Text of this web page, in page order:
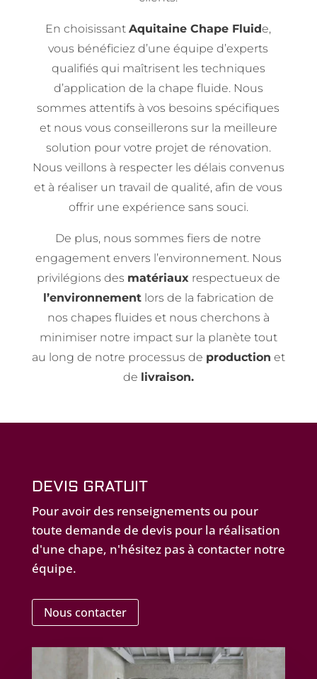
En choisissantAquitaine Chape Fluide,
vous bénéficiez d’une équipe d’experts
qualifiés qui maîtrisent les techniques
d’application de la chape fluide. Nous
sommes attentifs à vos besoins spécifiques
et nous vous conseillerons sur la meilleure
solution pour votre projet de rénovation.
Nous veillons à respecter les délais convenus
et à réaliser un travail de qualité, afin de vous
offrir une expérience sans souci.
De plus, nous sommes fiers de notre
engagement envers l’environnement. Nous
privilégions des matériaux respectueux de
l’environnementlors de la fabrication de
nos chapes fluides et nous cherchons à
minimiser notre impact sur la planète tout
au long de notre processus de production et
de livraison.
DEVIS GRATUIT
Pour avoir des renseignements ou pour
toute demande de devis pour la réalisation
d'une chape, n'hésitez pas à contacter notre
équipe.
Nous contacter